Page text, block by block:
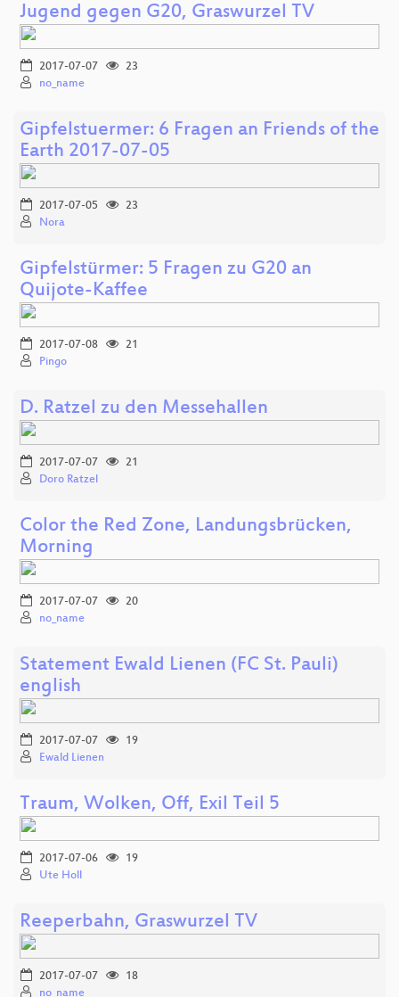
Jugend gegen G20, Graswurzel TV
2017-07-07
23
no_name
Gipfelstuermer: 6 Fragen an Friends of the
Earth 2017-07-05
2017-07-05
23
Nora
Gipfelstürmer: 5 Fragen zu G20 an
Quijote-Kaffee
2017-07-08
21
Pingo
D. Ratzel zu den Messehallen
2017-07-07
21
Doro Ratzel
Color the Red Zone, Landungsbrücken,
Morning
2017-07-07
20
no_name
Statement Ewald Lienen (FC St. Pauli)
english
2017-07-07
19
Ewald Lienen
Traum, Wolken, Off, Exil Teil 5
2017-07-06
19
Ute Holl
Reeperbahn, Graswurzel TV
2017-07-07
18
no_name